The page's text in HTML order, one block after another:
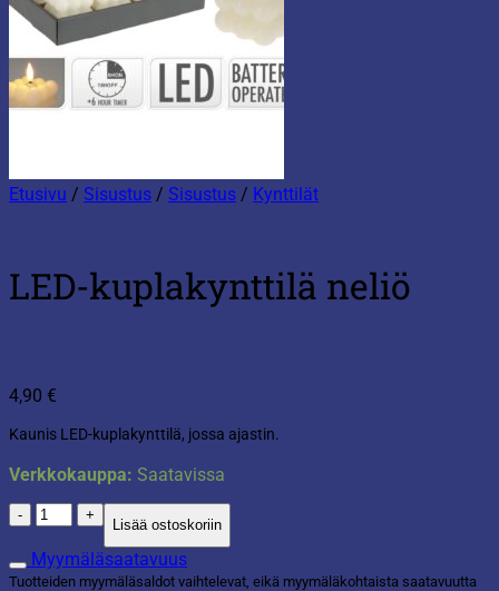
Etusivu / Sisustus / Sisustus / Kynttilät
LED-kuplakynttilä neliö
4,90 €
Kaunis LED-kuplakynttilä, jossa ajastin.
Verkkokauppa: Saatavissa
LED-
kuplakynttilä
neliö
määrä
Lisää ostoskoriin
Myymäläsaatavuus
Tuotteiden myymäläsaldot vaihtelevat, eikä myymäläkohtaista saatavuutta